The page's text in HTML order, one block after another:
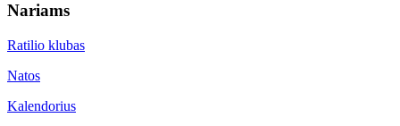
Nariams
Ratilio klubas
Natos
Kalendorius